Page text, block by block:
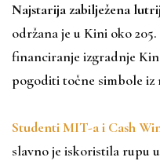
Najstarija zabilježena
održana je u Kini oko
financiranje izgradnje
pogoditi točne simbole iz
Studenti MIT-a i Cash
slavno je iskoristila rupu